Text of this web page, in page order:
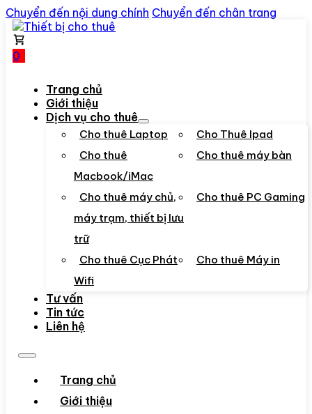
Chuyển đến nội dung chính Chuyển đến chân trang
0
Trang chủ
Giới thiệu
Dịch vụ cho thuê
Cho thuê Laptop
Cho Thuê Ipad
Cho thuê
Macbook/iMac
Cho thuê máy bàn
Cho thuê máy chủ,
máy trạm, thiết bị lưu
trữ
Cho thuê PC Gaming
Cho thuê Cục Phát
Wifi
Cho thuê Máy in
Tư vấn
Tin tức
Liên hệ
Trang chủ
Giới thiệu